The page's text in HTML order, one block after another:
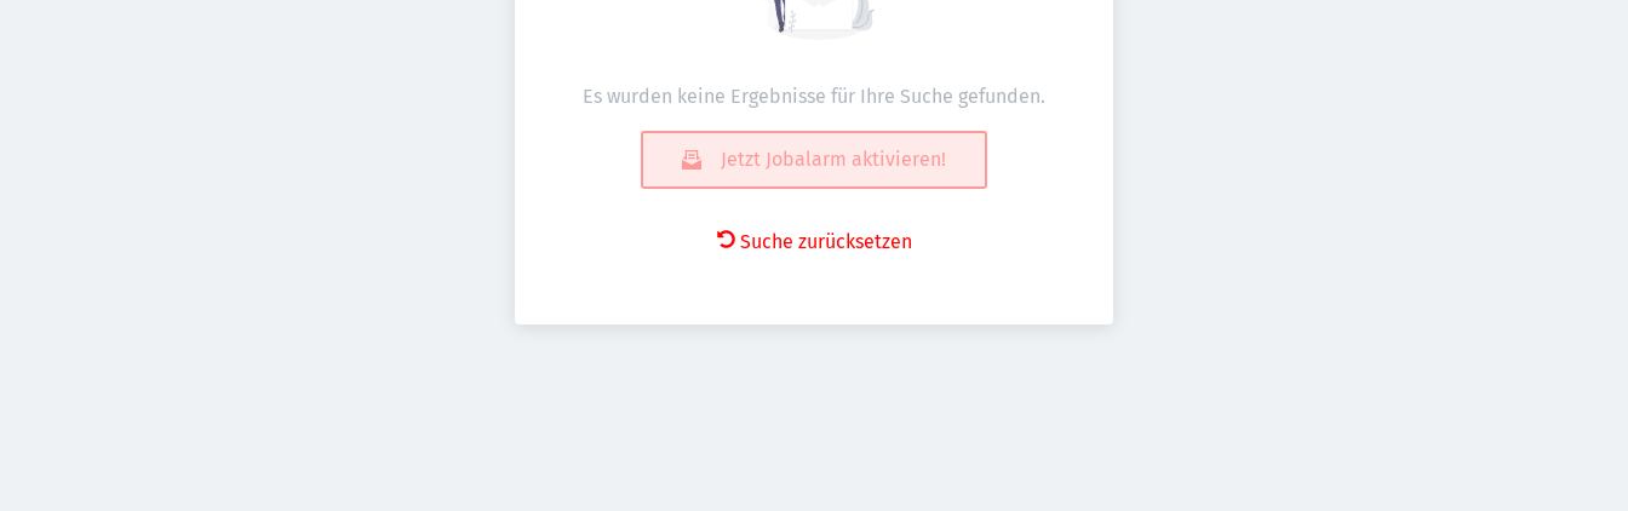
Es wurden keine Ergebnisse für Ihre Suche gefunden.
Jetzt Jobalarm aktivieren!
Suche zurücksetzen